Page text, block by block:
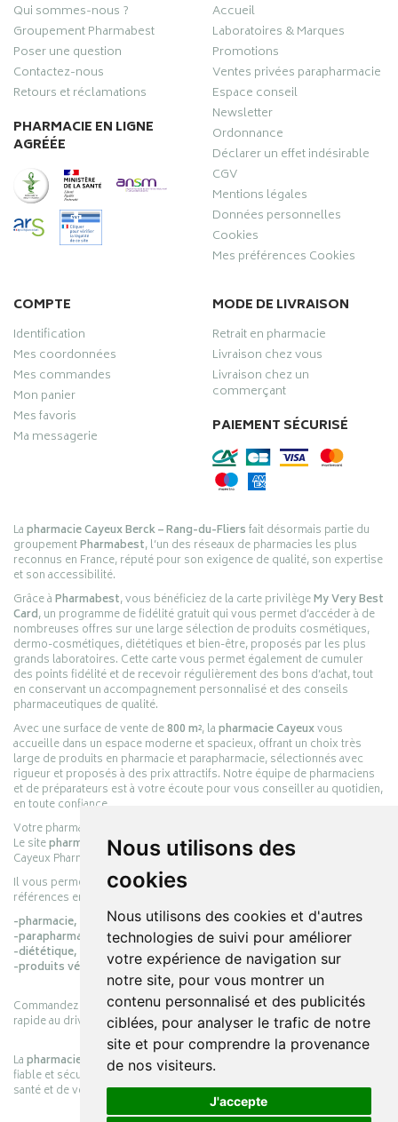
Nous utilisons des
cookies
Nous utilisons des cookies et d'autres
technologies de suivi pour améliorer
votre expérience de navigation sur
notre site, pour vous montrer un
contenu personnalisé et des publicités
ciblées, pour analyser le trafic de notre
site et pour comprendre la provenance
de nos visiteurs.
J'accepte
Qui sommes-nous ?
Groupement Pharmabest
Poser une question
Contactez-nous
Retours et réclamations
PHARMACIE EN LIGNE
AGRÉÉE
Accueil
Laboratoires & Marques
Promotions
Ventes privées parapharmacie
Espace conseil
Newsletter
Ordonnance
Déclarer un effet indésirable
CGV
Mentions légales
Données personnelles
Cookies
Mes préférences Cookies
COMPTE
Identification
Mes coordonnées
Mes commandes
Mon panier
Mes favoris
Ma messagerie
MODE DE LIVRAISON
Retrait en pharmacie
Livraison chez vous
Livraison chez un
commerçant
PAIEMENT SÉCURISÉ
Lapharmacie Cayeux Berck – Rang-du-Fliersfait désormais partie du
groupementPharmabest, l’un des réseaux de pharmacies les plus
reconnus en France, réputé pour son exigence de qualité, son expertise
et son accessibilité.
Grâce àPharmabest, vous bénéficiez de la carte privilègeMy Very Best
Card, un programme de fidélité gratuit qui vous permet d’accéder à de
nombreuses offres sur une large sélection de produits cosmétiques,
dermo-cosmétiques, diététiques et bien-être, proposés par les plus
grands laboratoires. Cette carte vous permet également de cumuler
des points fidélité et de recevoir régulièrement des bons d’achat, tout
en conservant un accompagnement personnalisé et des conseils
pharmaceutiques de qualité.
Avec une surface de vente de800 m², lapharmacie Cayeuxvous
accueille dans un espace moderne et spacieux, offrant un choix très
large de produits en pharmacie et parapharmacie, sélectionnés avec
rigueur et proposés à des prix attractifs. Notre équipe de pharmaciens
et de préparateurs est à votre écoute pour vous conseiller au quotidien,
en toute confiance.
Votre pharmacie en ligne :
Le sitepharmacie-cayeux.frest le prolongement digital de la pharmacie
Cayeux Pharmabest Berck-sur-Mer – Rang-du-Fliers.
Il vous permet de réaliser vos achats en ligne parmi des milliers de
références en :
-pharmacie,
-parapharmacie,
-diététique,
-produits vétérinaires.
Commandez simplement vos produits en ligne et choisissez le retrait
rapide au drive ou la livraison à domicile, en toute simplicité.
Lapharmacie Cayeuxs’engage à vous offrir une expérience pratique,
fiable et sécurisée, en officine comme en ligne, au service de votre
santé et de votre bien-être.